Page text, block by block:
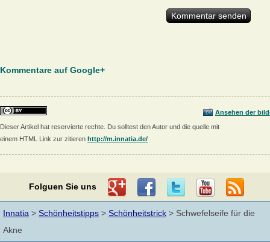
Kommentare auf Google+
Ansehen der
Dieser Artikel hat reservierte rechte. Du solltest den Autor und die quelle mit
einem HTML Link zur zitieren http://m.innatia.de/
Folguen Sie uns
Innatia > Schönheitstipps > Schönheitstrick > Schwefelseife für die
Akne